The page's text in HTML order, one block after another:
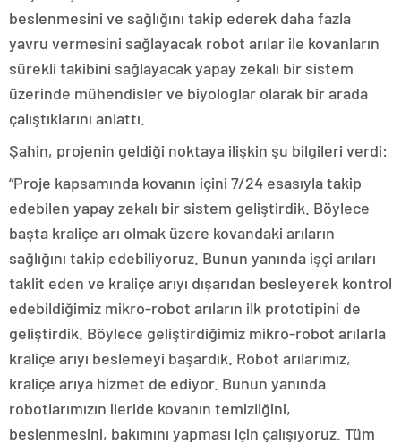
beslenmesini ve sağlığını takip ederek daha fazla
yavru vermesini sağlayacak robot arılar ile kovanların
sürekli takibini sağlayacak yapay zekalı bir sistem
üzerinde mühendisler ve biyologlar olarak bir arada
çalıştıklarını anlattı.
Şahin, projenin geldiği noktaya ilişkin şu bilgileri verdi:
“Proje kapsamında kovanın içini 7/24 esasıyla takip
edebilen yapay zekalı bir sistem geliştirdik. Böylece
başta kraliçe arı olmak üzere kovandaki arıların
sağlığını takip edebiliyoruz. Bunun yanında işçi arıları
taklit eden ve kraliçe arıyı dışarıdan besleyerek kontrol
edebildiğimiz mikro-robot arıların ilk prototipini de
geliştirdik. Böylece geliştirdiğimiz mikro-robot arılarla
kraliçe arıyı beslemeyi başardık. Robot arılarımız,
kraliçe arıya hizmet de ediyor. Bunun yanında
robotlarımızın ileride kovanın temizliğini,
beslenmesini, bakımını yapması için çalışıyoruz. Tüm